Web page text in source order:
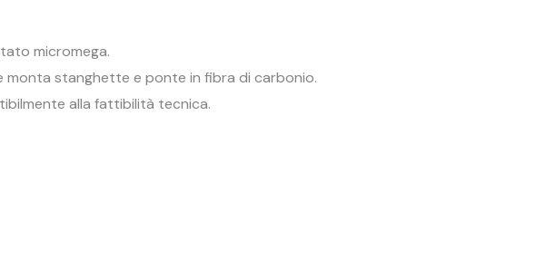
micromega.
monta stanghette e ponte in fibra di carbonio.
alla fattibilità tecnica.